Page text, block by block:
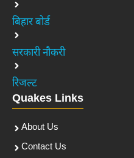
बिहार बोर्ड
सरकारी नौकरी
रिजल्ट
Quakes Links
About Us
Contact Us